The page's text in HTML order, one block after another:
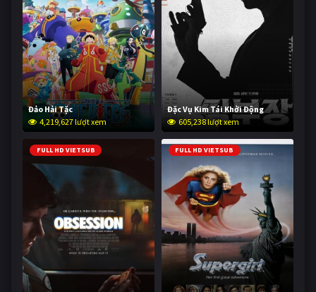
Đảo Hải Tặc
4,219,627 lượt xem
Đặc Vụ Kim Tái Khởi Động
605,238 lượt xem
FULL HD VIETSUB FULL HD VIETSUB